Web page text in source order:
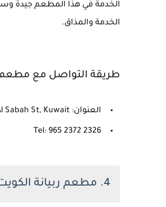
الخدمة في هذا المطعم جيدة
الخدمة والمذاق.
طريقة التواصل مع
العنوان: Restaurant Complex، 1st floor، 20 Salem Sabah Al Salem Al Sabah St, Kuwait
Tel: 965 2372 2326
4. مطعم ربيانة الكويت